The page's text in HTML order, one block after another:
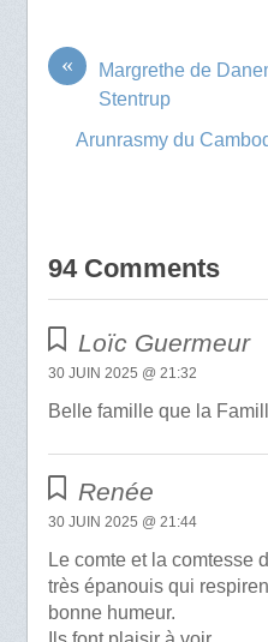
«
Margrethe de
Stentrup
Arunrasmy du
94 Comments
Loïc Guermeur
30 JUIN 2025 @ 21:32
Belle famille que la
Renée
30 JUIN 2025 @ 21:44
Le comte et la comtesse
très épanouis qui
bonne humeur.